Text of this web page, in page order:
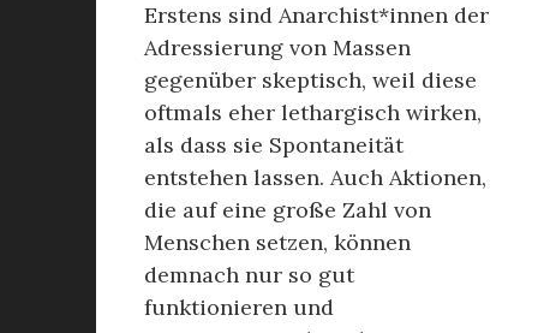
Erstens sind Anarchist*innen der
Adressierung von Massen
gegenüber skeptisch, weil diese
oftmals eher lethargisch wirken,
als dass sie Spontaneität
entstehen lassen. Auch Aktionen,
die auf eine große Zahl von
Menschen setzen, können
demnach nur so gut
funktionieren und